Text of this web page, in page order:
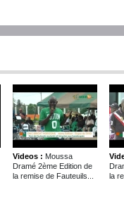
Videos : Moussa
Dramé 2ème Edition de
la remise de Fauteuils...
la